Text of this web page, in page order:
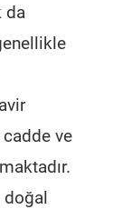
da
cadde ve
doğal